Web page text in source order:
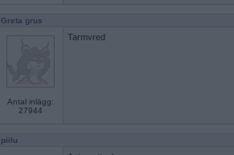
Greta grus
Antal inlägg:
27944
Tarmvred
piilu